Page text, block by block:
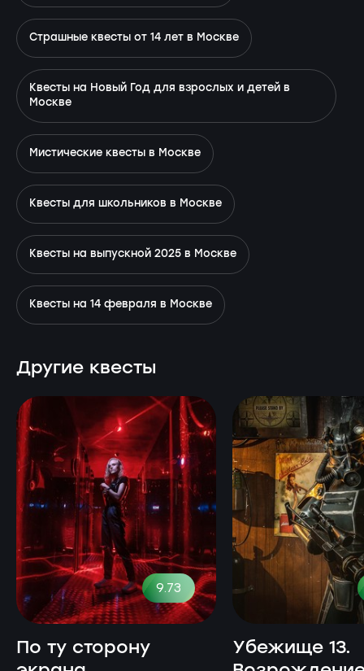
Страшные квесты от 14 лет в Москве
Квесты на Новый Год для взрослых и детей в
Москве
Мистические квесты в Москве
Квесты для школьников в Москве
Квесты на выпускной 2025 в Москве
Квесты на 14 февраля в Москве
Другие квесты
9.73
По ту сторону
Убежище 13.